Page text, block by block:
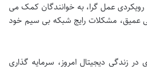
رویکردی عمل گرا، به خوانندگان کمک می
عمیق، مشکلات رایج شبکه بی سیم خود
در زندگی دیجیتال امروز، سرمایه گذاری